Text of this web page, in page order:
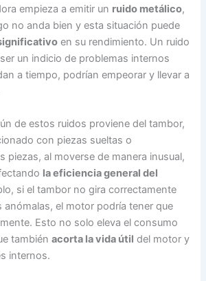
empieza a emitir un ruido metálico,
no anda bien y esta situación puede
en su rendimiento. Un ruido
un indicio de problemas internos
a tiempo, podrían empeorar y llevar a
de estos ruidos proviene del tambor,
con piezas sueltas o
piezas, al moverse de manera inusual,
la eficiencia general del
si el tambor no gira correctamente
anómalas, el motor podría tener que
Esto no solo eleva el consumo
tambiénacorta la vida útil del motor y
internos.